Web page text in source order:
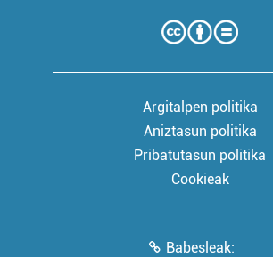
Argitalpen politika
Aniztasun politika
Pribatutasun politika
Cookieak
Babesleak: